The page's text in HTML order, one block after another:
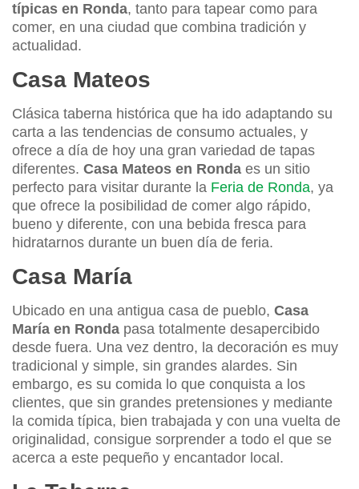
típicas en Ronda, tanto para tapear como para
comer, en una ciudad que combina tradición y
actualidad.
Casa Mateos
Clásica taberna histórica que ha ido adaptando su
carta a las tendencias de consumo actuales, y
ofrece a día de hoy una gran variedad de tapas
diferentes. Casa Mateos en Ronda es un sitio
perfecto para visitar durante la Feria de Ronda, ya
que ofrece la posibilidad de comer algo rápido,
bueno y diferente, con una bebida fresca para
hidratarnos durante un buen día de feria.
Casa María
Ubicado en una antigua casa de pueblo, Casa
María en Ronda pasa totalmente desapercibido
desde fuera. Una vez dentro, la decoración es muy
tradicional y simple, sin grandes alardes. Sin
embargo, es su comida lo que conquista a los
clientes, que sin grandes pretensiones y mediante
la comida típica, bien trabajada y con una vuelta de
originalidad, consigue sorprender a todo el que se
acerca a este pequeño y encantador local.